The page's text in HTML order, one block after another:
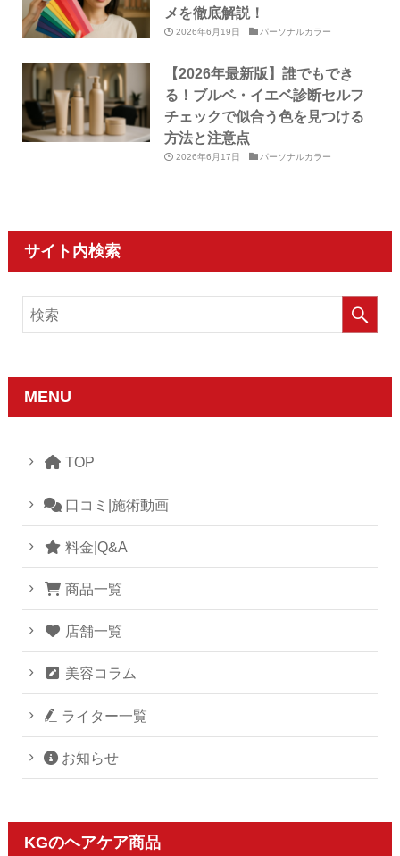
メを徹底解説！
2026年6月19日 パーソナルカラー
【2026年最新版】誰でもでき
る！ブルベ・イエベ診断セルフ
チェックで似合う色を見つける
方法と注意点
2026年6月17日 パーソナルカラー
サイト内検索
MENU
TOP
口コミ|施術動画
料金|Q&A
商品一覧
店舗一覧
美容コラム
ライター一覧
お知らせ
KGのヘアケア商品